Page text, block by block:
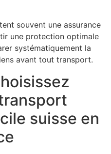
souvent une assurance
une protection optimale
systématiquement la
avant tout transport.
suisse en